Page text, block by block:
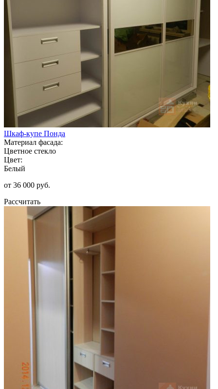
Шкаф-купе Понда
Материал фасада:
Цветное стекло
Цвет:
Белый
от 36 000 руб.
Рассчитать